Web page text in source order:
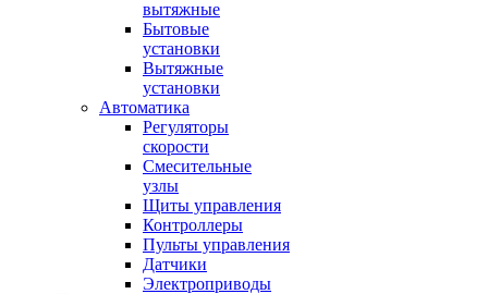
вытяжные
Бытовые
установки
Вытяжные
установки
Автоматика
Регуляторы
скорости
Смесительные
узлы
Щиты управления
Контроллеры
Пульты управления
Датчики
Электроприводы